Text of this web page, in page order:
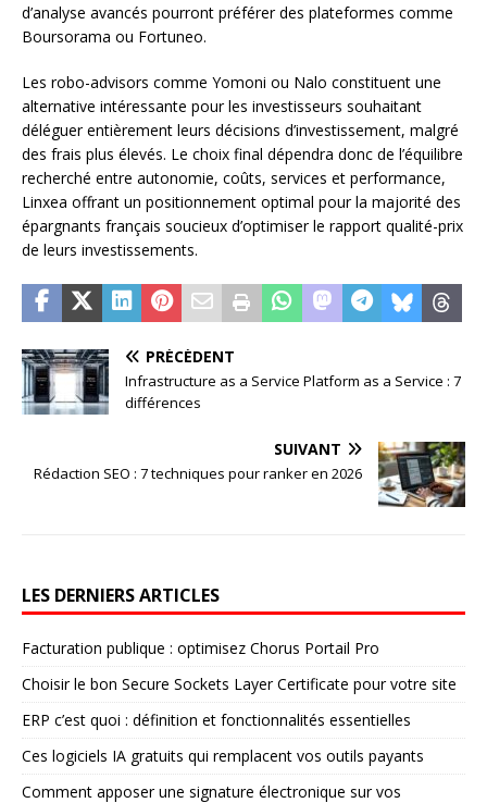
d’analyse avancés pourront préférer des plateformes comme
Boursorama ou Fortuneo.
Les robo-advisors comme Yomoni ou Nalo constituent une
alternative intéressante pour les investisseurs souhaitant
déléguer entièrement leurs décisions d’investissement, malgré
des frais plus élevés. Le choix final dépendra donc de l’équilibre
recherché entre autonomie, coûts, services et performance,
Linxea offrant un positionnement optimal pour la majorité des
épargnants français soucieux d’optimiser le rapport qualité-prix
de leurs investissements.
PRÉCÉDENT
Infrastructure as a Service Platform as a Service : 7
différences
SUIVANT
Rédaction SEO : 7 techniques pour ranker en 2026
LES DERNIERS ARTICLES
Facturation publique : optimisez Chorus Portail Pro
Choisir le bon Secure Sockets Layer Certificate pour votre site
ERP c’est quoi : définition et fonctionnalités essentielles
Ces logiciels IA gratuits qui remplacent vos outils payants
Comment apposer une signature électronique sur vos